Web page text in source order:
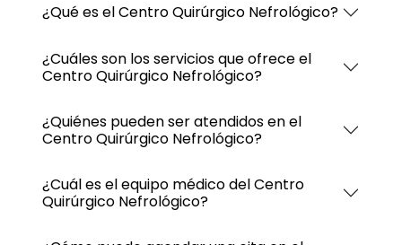
¿Qué es el Centro Quirúrgico Nefrológico?
¿Cuáles son los servicios que ofrece el
Centro Quirúrgico Nefrológico?
¿Quiénes pueden ser atendidos en el
Centro Quirúrgico Nefrológico?
¿Cuál es el equipo médico del Centro
Quirúrgico Nefrológico?